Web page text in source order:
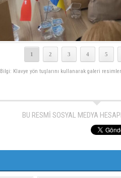
1 2 3 4 5
Bilgi: Klavye yön tuşlarını kullanarak galeri
BU RESMİ SOSYAL MEDYA